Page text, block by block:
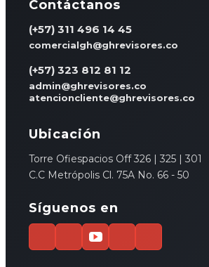
Contáctanos
(+57) 311 496 14 45
comercialgh@ghrevisores.co
(+57) 323 812 81 12
admin@ghrevisores.co
atencioncliente@ghrevisores.co
Ubicación
Torre Ofiespacios Off 326 | 325 | 301
C.C Metrópolis Cl. 75A No. 66 - 50
Síguenos en